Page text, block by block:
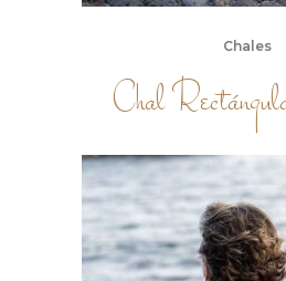
Chales
Chal